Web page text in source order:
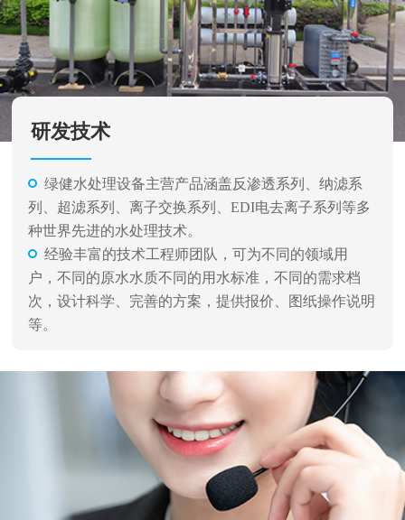
研发技术
绿健水处理设备主营产品涵盖反渗透系列、纳滤系
列、超滤系列、离子交换系列、EDI电去离子系列等多
种世界先进的水处理技术。
经验丰富的技术工程师团队，可为不同的领域用
户，不同的原水水质不同的用水标准，不同的需求档
次，设计科学、完善的方案，提供报价、图纸操作说明
等。